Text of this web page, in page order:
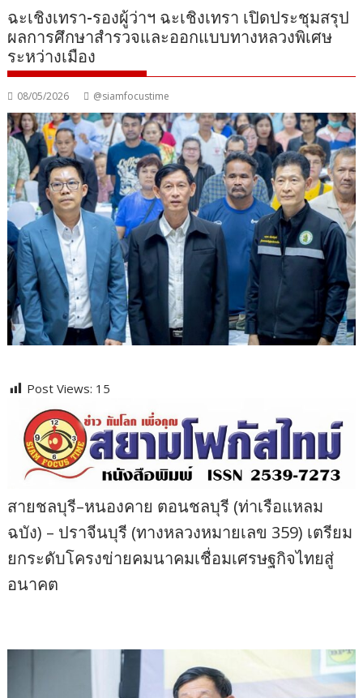
ฉะเชิงเทรา-รองผู้ว่าฯ ฉะเชิงเทรา เปิดประชุมสรุป
ผลการศึกษาสำรวจและออกแบบทางหลวงพิเศษ
ระหว่างเมือง
08/05/2026 @siamfocustime
Post Views: 15
สายชลบุรี–หนองคาย ตอนชลบุรี (ท่าเรือแหลม
ฉบัง) – ปราจีนบุรี (ทางหลวงหมายเลข 359) เตรียม
ยกระดับโครงข่ายคมนาคมเชื่อมเศรษฐกิจไทยสู่
อนาคต